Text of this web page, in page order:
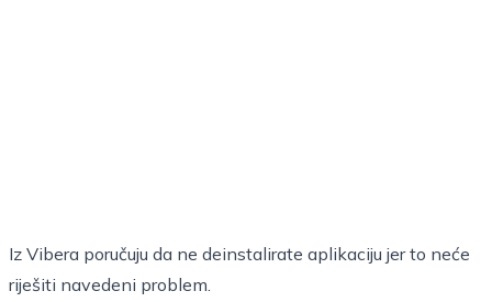
Iz Vibera poručuju da ne deinstalirate aplikaciju jer to neće
riješiti navedeni problem.